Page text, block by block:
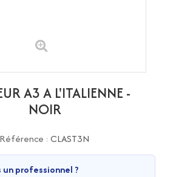
A3 A L'ITALIENNE -
NOIR
Référence : CLAST3N
un professionnel ?